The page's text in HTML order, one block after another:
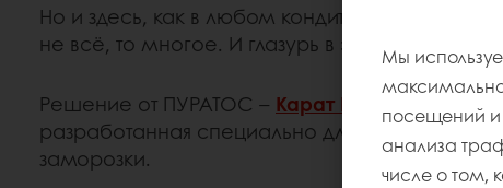
Но и здесь, как в любом кондитерском
не всё, то многое. И глазурь в этом деле
Решение от ПУРАТОС – Карат Каверфлекс
!
разработанная специально для пончиков,
заморозки.
Мы
посещений и
анализа
числе о том,